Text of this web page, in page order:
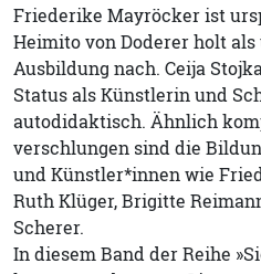
Friederike Mayröcker ist
Heimito von Doderer holt
Ausbildung nach. Ceija
Status als Künstlerin und
autodidaktisch. Ähnlich
verschlungen sind die
und Künstler*innen wie
Ruth Klüger, Brigitte
Scherer.
In diesem Band der Reihe